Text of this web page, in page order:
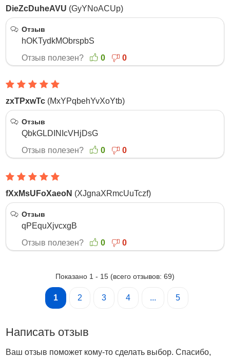
DieZcDuheAVU (GyYNoACUp)
Отзыв
hOKTydkMObrspbS
Отзыв полезен?
0 0
zxTPxwTc (MxYPqbehYvXoYtb)
Отзыв
QbkGLDINIcVHjDsG
Отзыв полезен?
0 0
fXxMsUFoXaeoN (XJgnaXRmcUuTczf)
Отзыв
qPEquXjvcxgB
Отзыв полезен?
0 0
Показано 1 - 15 (всего отзывов: 69)
1 2 3 4 ... 5
Написать отзыв
Ваш отзыв поможет кому-то сделать выбор. Спасибо,